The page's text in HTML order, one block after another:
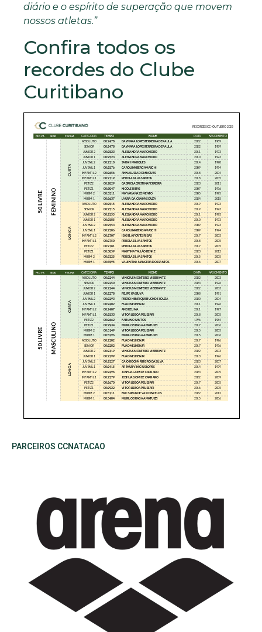
diário e o espírito de superação que movem
nossos atletas.”
Confira todos os
recordes do Clube
Curitibano
PARCEIROS CCNATACAO